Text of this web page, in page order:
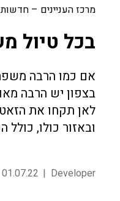
מרכז העניינים –
בכל טיול
אם כמו הרבה
בצפון יש הרבה
לאן תקחו את
ובאזור כולו,
Developer
01.07.22